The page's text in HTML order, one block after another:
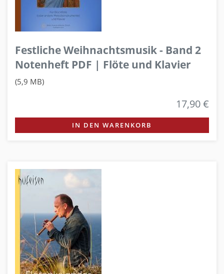
Festliche Weihnachtsmusik - Band 2
Notenheft PDF | Flöte und Klavier
(5,9 MB)
17,90 €
IN DEN WARENKORB